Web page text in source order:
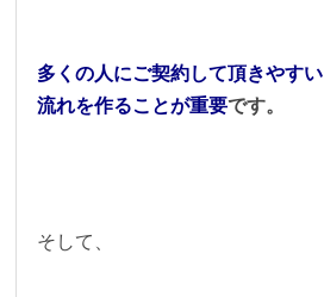
多くの人にご契約して頂きやすい
流れを作ることが重要です。
そして、